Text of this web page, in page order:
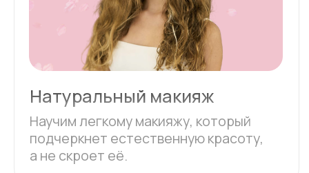
Кроме того, рассказываем о важности
здорового сна и правильного питания
для сохранения здоровья кожи.